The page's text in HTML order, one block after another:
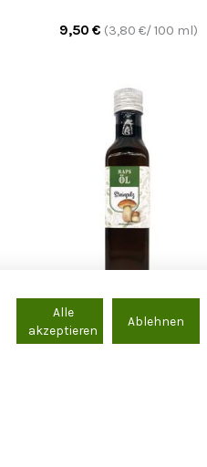
9,50 € (3,80 €/ 100 ml)
Wendelstein
Alle
akzeptieren
Ablehnen